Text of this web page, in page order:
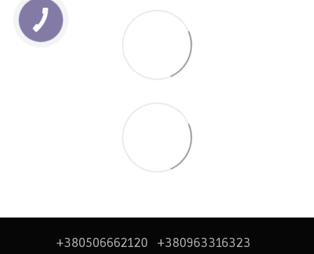
+380506662120 +380963316323